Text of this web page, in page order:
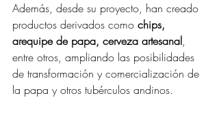
Además, desde su proyecto, han creado
productos derivados como chips,
arequipe de papa, cerveza artesanal,
entre otros, ampliando las posibilidades
de transformación y comercialización de
la papa y otros tubérculos andinos.